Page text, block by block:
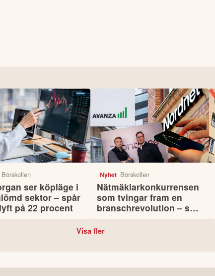
Börskollen
ser köpläge i
sektor – spår
på 22 procent
Nyhet Börskollen
Nätmäklarkonkurrensen
som tvingar fram en
branschrevolution – så
Visa fler